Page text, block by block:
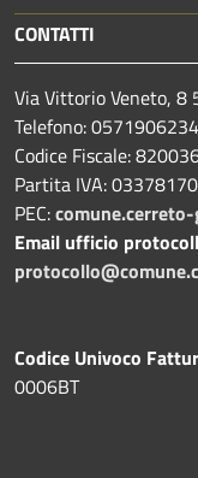
CONTATTI
Via Vittorio Veneto, 8
Telefono: 0571906234
Codice Fiscale:
Partita IVA:
PEC:
Email ufficio
Codice Univoco
0006BT